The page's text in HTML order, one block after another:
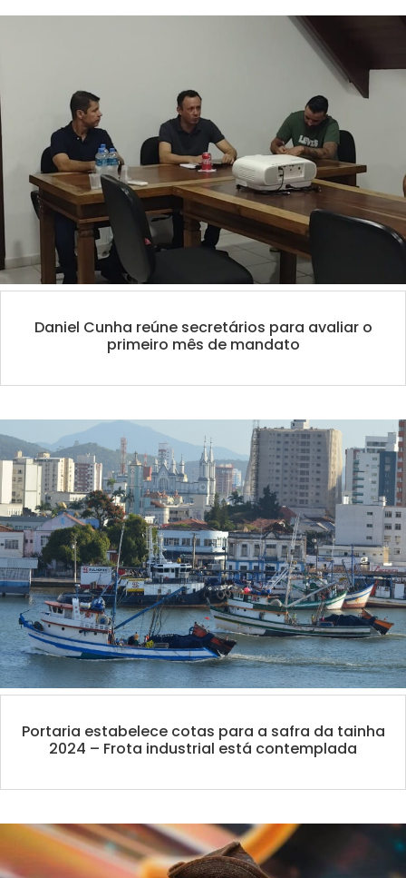
Daniel Cunha reúne secretários para avaliar o
primeiro mês de mandato
Portaria estabelece cotas para a safra da tainha
2024 – Frota industrial está contemplada